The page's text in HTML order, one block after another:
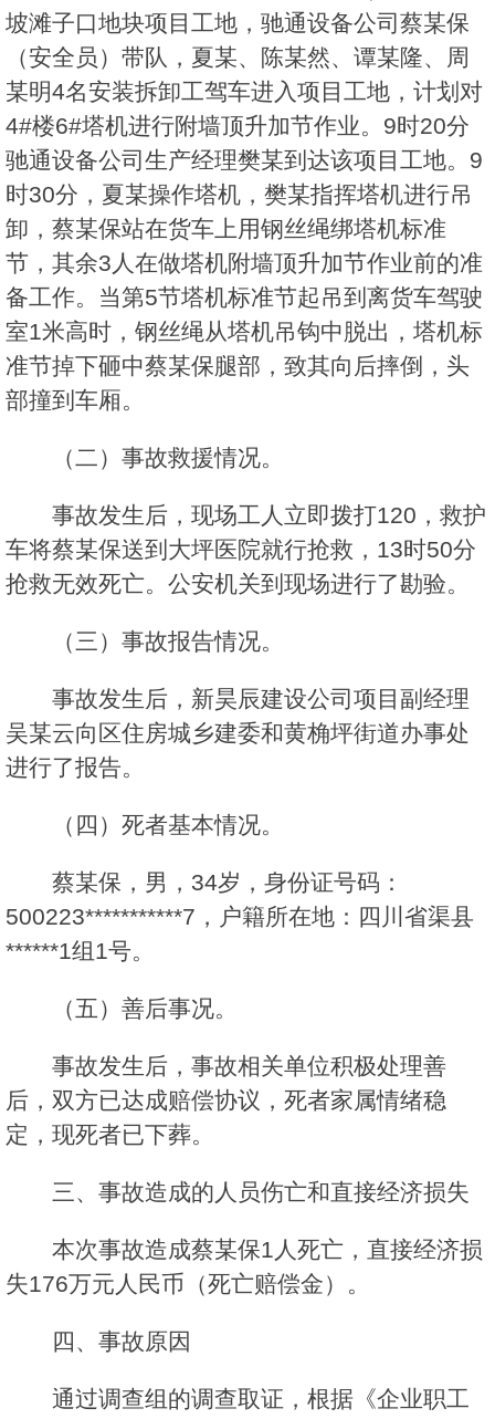
坡滩子口地块项目工地，驰通设备公司蔡某保
（安全员）带队，夏某、陈某然、谭某隆、周
某明4名安装拆卸工驾车进入项目工地，计划对
4#楼6#塔机进行附墙顶升加节作业。9时20分
驰通设备公司生产经理樊某到达该项目工地。9
时30分，夏某操作塔机，樊某指挥塔机进行吊
卸，蔡某保站在货车上用钢丝绳绑塔机标准
节，其余3人在做塔机附墙顶升加节作业前的准
备工作。当第5节塔机标准节起吊到离货车驾驶
室1米高时，钢丝绳从塔机吊钩中脱出，塔机标
准节掉下砸中蔡某保腿部，致其向后摔倒，头
部撞到车厢。
（二）事故救援情况。
事故发生后，现场工人立即拨打120，救护
车将蔡某保送到大坪医院就行抢救，13时50分
抢救无效死亡。公安机关到现场进行了勘验。
（三）事故报告情况。
事故发生后，新昊辰建设公司项目副经理
吴某云向区住房城乡建委和黄桷坪街道办事处
进行了报告。
（四）死者基本情况。
蔡某保，男，34岁，身份证号码：
500223***********7，户籍所在地：四川省渠县
******1组1号。
（五）善后事况。
事故发生后，事故相关单位积极处理善
后，双方已达成赔偿协议，死者家属情绪稳
定，现死者已下葬。
三、事故造成的人员伤亡和直接经济损失
本次事故造成蔡某保1人死亡，直接经济损
失176万元人民币（死亡赔偿金）。
四、事故原因
通过调查组的调查取证，根据《企业职工